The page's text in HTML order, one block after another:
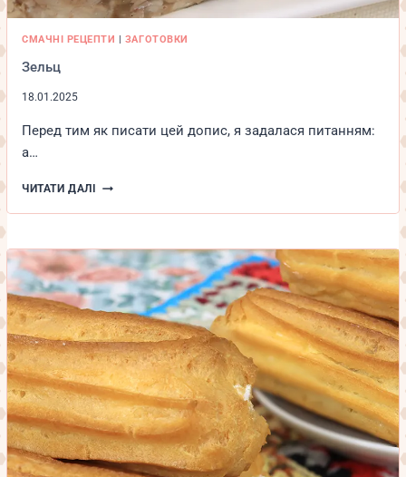
СМАЧНІ РЕЦЕПТИ | ЗАГОТОВКИ
Зельц
18.01.2025
Перед тим як писати цей допис, я задалася питанням:
а…
ЧИТАТИ ДАЛІ ЗЕЛЬЦ